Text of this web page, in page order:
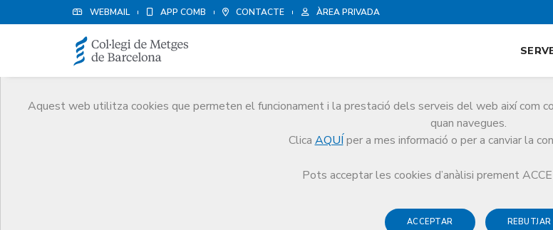
WEBMAIL APP COMB CONTACTE ÀREA PRIVADA
Aquest web utilitza cookies que permeten el funcionament i la prestació dels serveis del web així com
quan navegues.
Clica AQUÍ per a mes informació o per a canviar la
Pots acceptar les cookies d’anàlisi prement
ACCEPTAR REBUTJAR